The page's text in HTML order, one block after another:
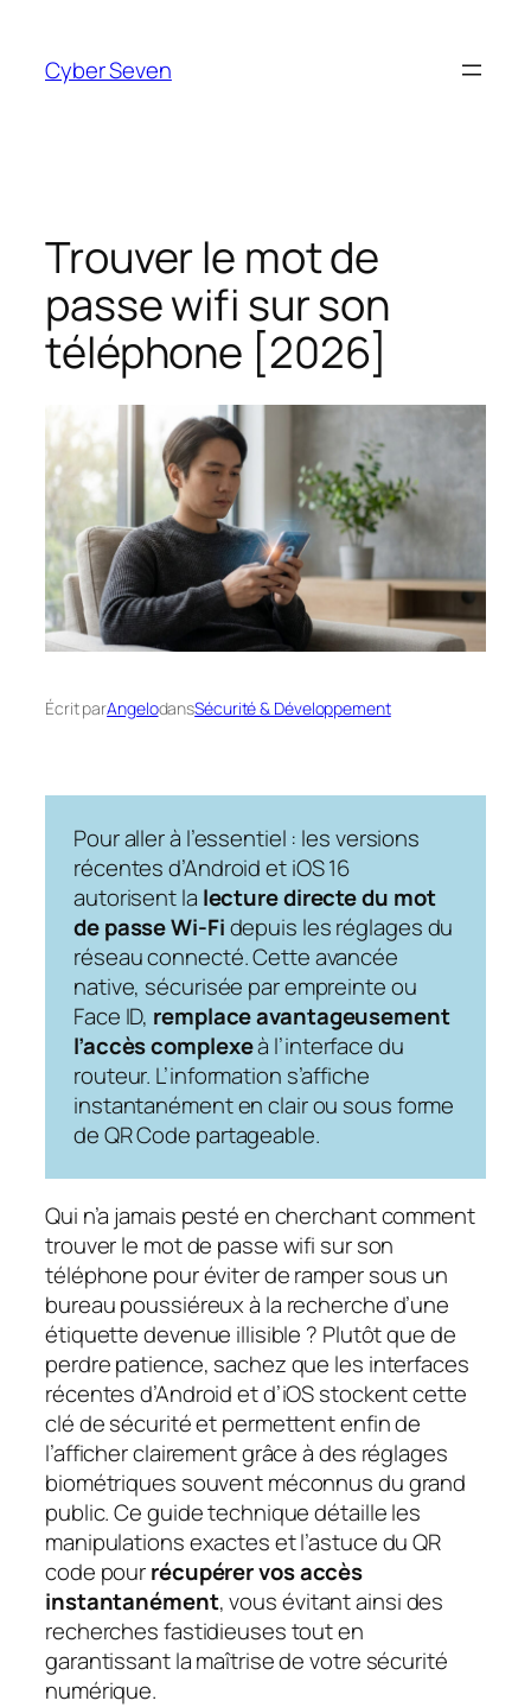
contenu
Cyber Seven
Trouver le mot de
passe wifi sur son
téléphone [2026]
Écrit parAngelodansSécurité & Développement
Pour aller à l’essentiel : les versions
récentes d’Android et iOS 16
autorisent la lecture directe du mot
de passe Wi-Fidepuis les réglages du
réseau connecté. Cette avancée
native, sécurisée par empreinte ou
Face ID, remplace avantageusement
l’accès complexeà l’interface du
routeur. L’information s’affiche
instantanément en clair ou sous forme
de QR Code partageable.
Qui n’a jamais pesté en cherchant comment
trouver le mot de passe wifi sur son
téléphone pour éviter de ramper sous un
bureau poussiéreux à la recherche d’une
étiquette devenue illisible ? Plutôt que de
perdre patience, sachez que les interfaces
récentes d’Android et d’iOS stockent cette
clé de sécurité et permettent enfin de
l’afficher clairement grâce à des réglages
biométriques souvent méconnus du grand
public. Ce guide technique détaille les
manipulations exactes et l’astuce du QR
code pourrécupérer vos accès
instantanément, vous évitant ainsi des
recherches fastidieuses tout en
garantissant la maîtrise de votre sécurité
numérique.